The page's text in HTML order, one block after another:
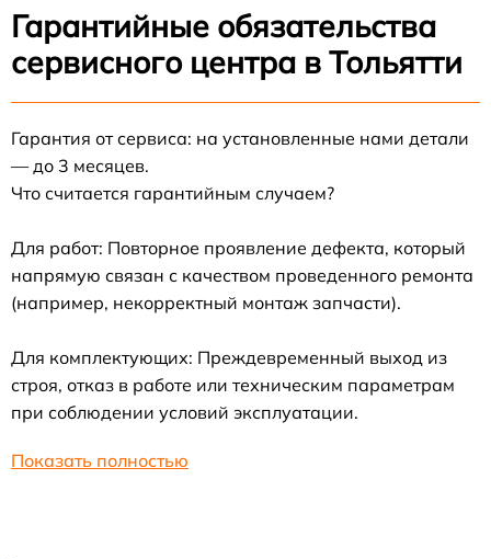
Гарантийные обязательства
сервисного центра в Тольятти
Гарантия от сервиса: на установленные нами детали
— до 3 месяцев.
Что считается гарантийным случаем?
Для работ: Повторное проявление дефекта, который
напрямую связан с качеством проведенного ремонта
(например, некорректный монтаж запчасти).
Для комплектующих: Преждевременный выход из
строя, отказ в работе или техническим параметрам
при соблюдении условий эксплуатации.
Показать полностью